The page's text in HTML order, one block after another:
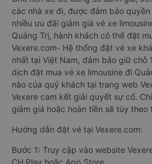
các nhà xe đi, được đảm bảo
nhiều ưu đãi giảm giá vé xe
Quảng Trị, hành khách có thể đặt
Vexere.com- Hệ thống đặt vé xe
nhất tại Việt Nam, đảm bảo giữ chỗ
dịch đặt mua vé xe limousine đi
nào của quý khách tại trang web
Vexere cam kết giải quyết sự cố.
giảm giá hoặc hoàn tiền sẽ tùy
Hướng dẫn đặt vé tại Vexere.com:
Bước 1: Truy cập vào website
CH Play hoặc App Store.